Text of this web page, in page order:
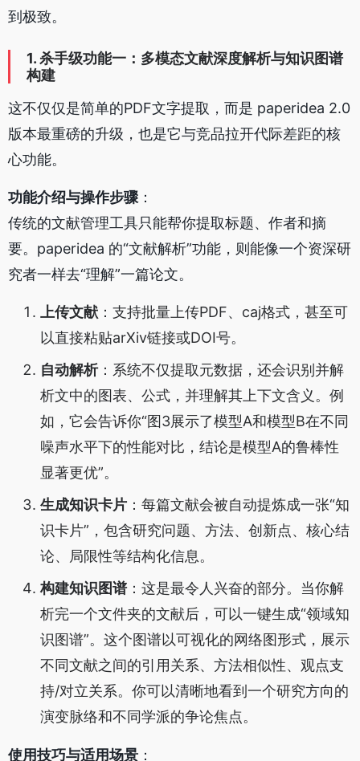
到极致。
1. 杀手级功能一：多模态文献深度解析与知识图谱
构建
这不仅仅是简单的PDF文字提取，而是 paperidea 2.0
版本最重磅的升级，也是它与竞品拉开代际差距的核
心功能。
功能介绍与操作步骤 ：
传统的文献管理工具只能帮你提取标题、作者和摘
要。paperidea 的“文献解析”功能，则能像一个资深研
究者一样去“理解”一篇论文。
上传文献 ：支持批量上传PDF、caj格式，甚至可
以直接粘贴arXiv链接或DOI号。
自动解析：系统不仅提取元数据，还会识别并解
析文中的图表、公式，并理解其上下文含义。例
如，它会告诉你“图3展示了模型A和模型B在不同
噪声水平下的性能对比，结论是模型A的鲁棒性
显著更优”。
生成知识卡片 ：每篇文献会被自动提炼成一张“知
识卡片”，包含研究问题、方法、创新点、核心结
论、局限性等结构化信息。
构建知识图谱：这是最令人兴奋的部分。当你解
析完一个文件夹的文献后，可以一键生成“领域知
识图谱”。这个图谱以可视化的网络图形式，展示
不同文献之间的引用关系、方法相似性、观点支
持/对立关系。你可以清晰地看到一个研究方向的
演变脉络和不同学派的争论焦点。
使用技巧与适用场景 ：